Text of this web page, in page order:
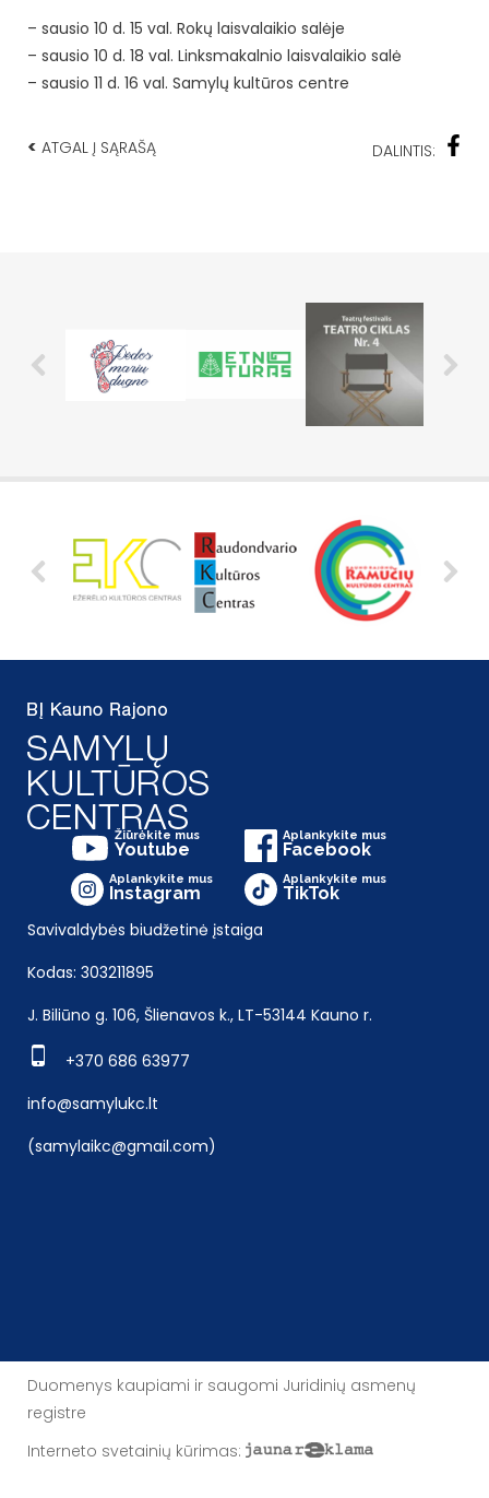
– sausio 10 d. 15 val. Rokų laisvalaikio salėje
– sausio 10 d. 18 val. Linksmakalnio laisvalaikio salė
– sausio 11 d. 16 val. Samylų kultūros centre
< ATGAL Į SĄRAŠĄ DALINTIS:
Žiūrėkite mus
Youtube
Aplankykite mus
Facebook
Aplankykite mus
Instagram
Aplankykite mus
TikTok
Savivaldybės biudžetinė įstaiga
Kodas: 303211895
J. Biliūno g. 106, Šlienavos k., LT-53144 Kauno r.
+370 686 63977
info@samylukc.lt
(samylaikc@gmail.com)
Duomenys kaupiami ir saugomi Juridinių asmenų
registre
Interneto svetainių kūrimas: